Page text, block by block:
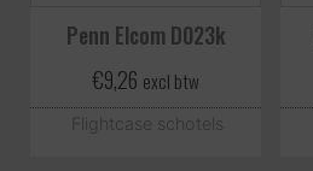
Penn Elcom D023k
€9,26 excl btw
Flightcase schotels